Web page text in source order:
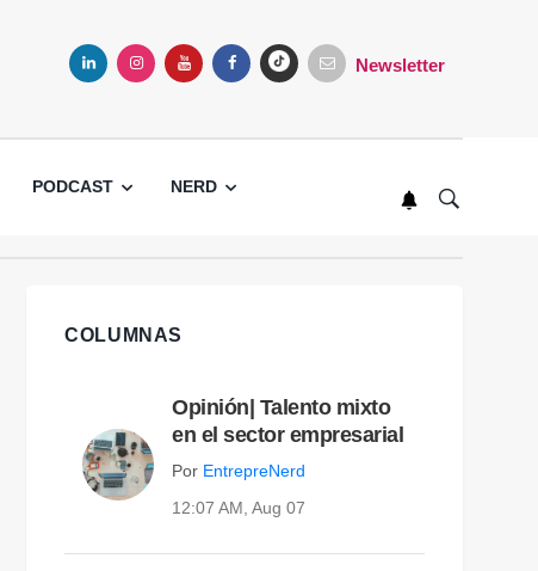
Newsletter
PODCAST NERD
COLUMNAS
Opinión| Talento mixto
en el sector empresarial
Por EntrepreNerd
12:07 AM, Aug 07